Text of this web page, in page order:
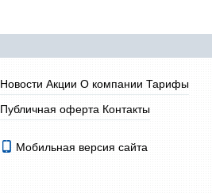
Новости Акции О компании Тарифы
Публичная оферта Контакты
Мобильная версия сайта